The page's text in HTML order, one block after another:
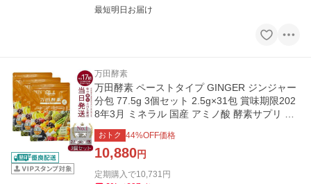
最短明日お届け
万田酵素
万田酵素 ペーストタイプ GINGER ジンジャー
分包 77.5g 3個セット 2.5g×31包 賞味期限202
8年3月 ミネラル 国産 アミノ酸 酵素サプリ 栄
養
おトク 44%OFF価格
10,880円
定期購入で10,731 円